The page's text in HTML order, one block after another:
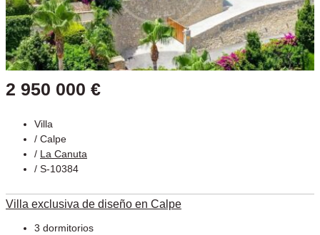
2 950 000 €
Villa
/ Calpe
/ La Canuta
/ S-10384
Villa exclusiva de diseño en Calpe
3 dormitorios